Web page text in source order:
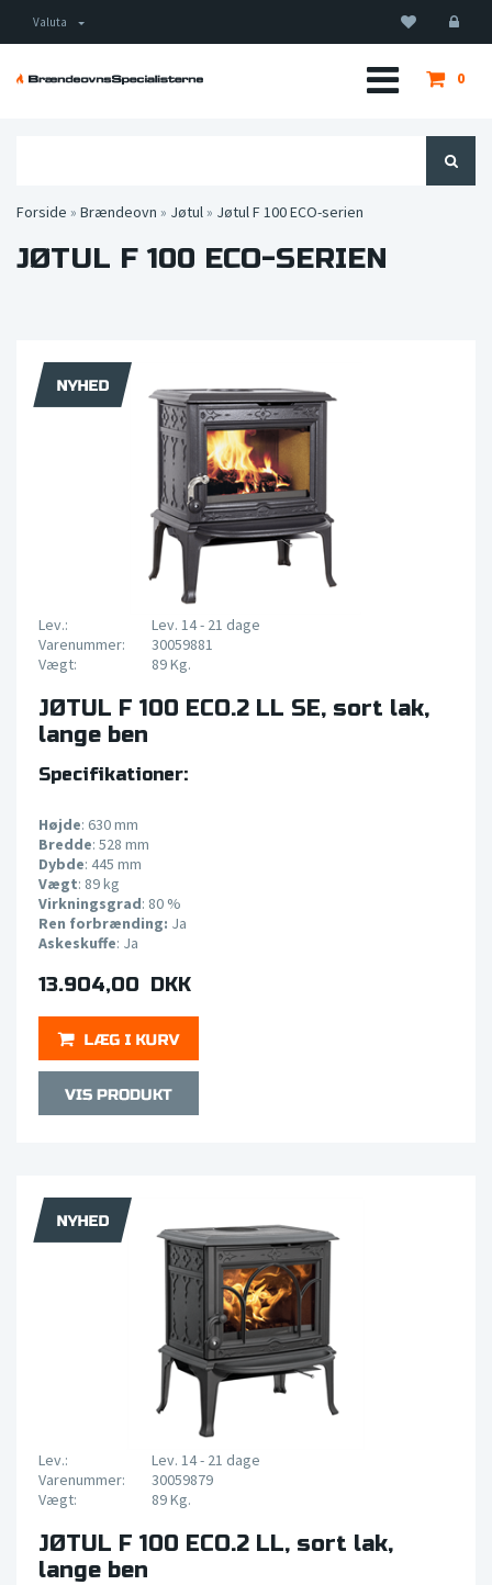
Valuta
0
Forside » Brændeovn » Jøtul» Jøtul F 100 ECO-serien
JØTUL F 100 ECO-SERIEN
Lev.:
Lev. 14 - 21 dage
Varenummer:
30059881
Vægt:
89 Kg.
JØTUL F 100 ECO.2 LL SE, sort lak,
lange ben
Specifikationer:
Højde: 630 mm
Bredde: 528 mm
Dybde: 445 mm
Vægt: 89 kg
Virkningsgrad: 80 %
Ren forbrænding: Ja
Askeskuffe: Ja
13.904,00 DKK
Lev.:
Lev. 14 - 21 dage
Varenummer:
30059879
Vægt:
89 Kg.
JØTUL F 100 ECO.2 LL, sort lak,
lange ben